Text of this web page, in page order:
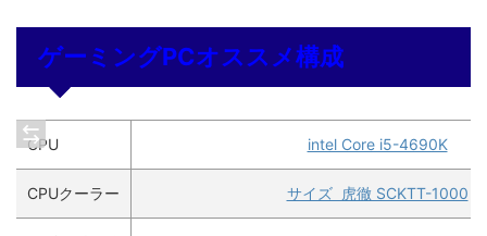
ゲーミングPCオススメ構成
CPU intel Core i5-4690K
CPUクーラー サイズ 虎徹 SCKTT-1000